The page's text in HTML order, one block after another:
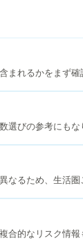
まれるかをまず確
選びの参考にもな
るため、生活圏
合的なリスク情報